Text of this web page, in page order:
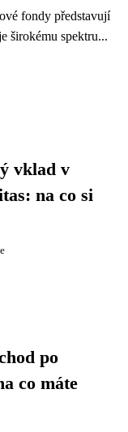
fondy představují
širokému spektru...
vklad v
na co si
po
co máte